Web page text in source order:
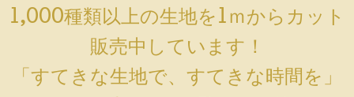
1,000種類以上の生地を1ｍからカット
販売中しています！
「すてきな生地で、すてきな時間を」